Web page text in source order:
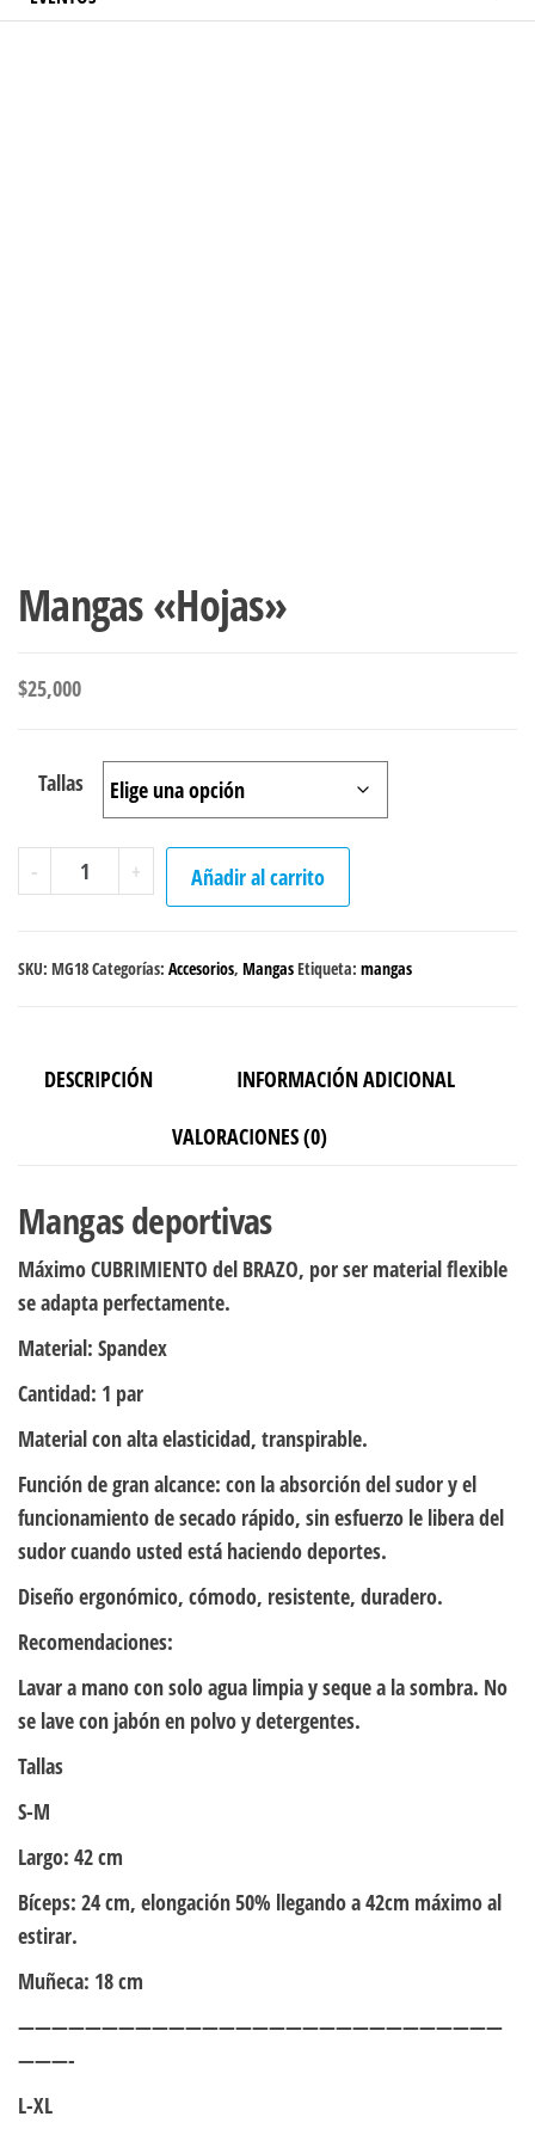
Mangas «Hojas»
$25,000
Tallas
-
Mangas
"Hojas"
+ Añadir al carrito
SKU: MG18Categorías: Accesorios, MangasEtiqueta: mangas
DESCRIPCIÓN
INFORMACIÓN ADICIONAL
VALORACIONES (0)
Mangas deportivas
Máximo CUBRIMIENTO del BRAZO, por ser material flexible
se adapta perfectamente.
Material: Spandex
Cantidad: 1 par
Material con alta elasticidad, transpirable.
Función de gran alcance: con la absorción del sudor y el
funcionamiento de secado rápido, sin esfuerzo le libera del
sudor cuando usted está haciendo deportes.
Diseño ergonómico, cómodo, resistente, duradero.
Recomendaciones:
Lavar a mano con solo agua limpia y seque a la sombra. No
se lave con jabón en polvo y detergentes.
Tallas
S-M
Largo: 42 cm
Bíceps: 24 cm, elongación 50% llegando a 42cm máximo al
estirar.
Muñeca: 18 cm
—————————————————————————————
———-
L-XL